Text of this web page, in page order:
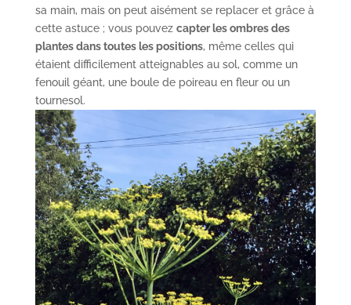
sa main, mais on peut aisément se replacer et grâce à
cette astuce ; vous pouvez capter les ombres des
plantes dans toutes les positions, même celles qui
étaient difficilement atteignables au sol, comme un
fenouil géant, une boule de poireau en fleur ou un
tournesol.